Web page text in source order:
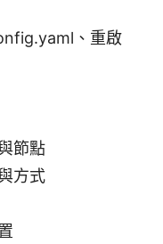
、重啟
節點
方式